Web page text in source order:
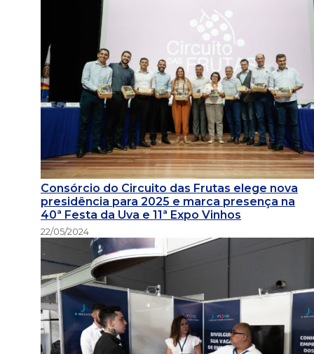
Consórcio do Circuito das Frutas elege nova
presidência para 2025 e marca presença na
40ª Festa da Uva e 11ª Expo Vinhos
22/05/2024